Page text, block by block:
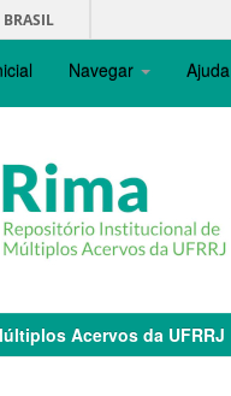
BRASIL
Navegar Ajuda
Acervos da UFRRJ